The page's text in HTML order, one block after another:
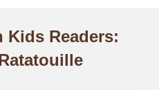
Kids Readers: